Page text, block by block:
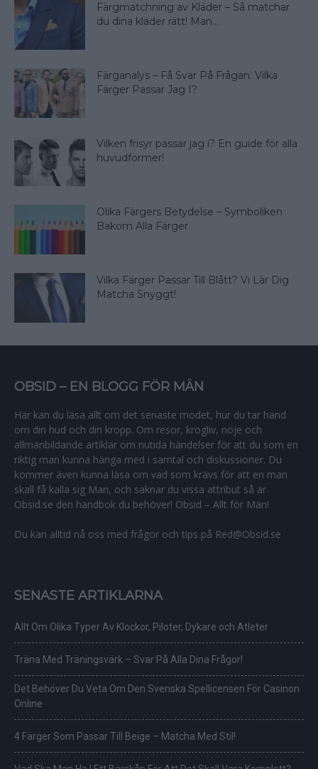
Färgmatchning av Kläder – Så matchar
du dina kläder rätt! Man...
Färganalys – Få Svar På Frågan: Vilka
Färger Passar Jag I?
Vilken frisyr passar jag i? En guide för alla
huvudformer!
Olika Färgers Betydelse – Symboliken
Bakom Alla Färger
Vilka Färger Passar Till Blått? Vi Lär Dig
Matcha Snyggt!
OBSID – EN BLOGG FÖR MÄN
Här kan du läsa allt om det senaste modet, hur du tar hand
om din hud och din kropp. Om resor, krogliv, nöje och
allmänbildande artiklar om nutida händelser för att du som en
riktig man kunna hänga med i samtal och diskussioner. Du
kommer även kunna läsa om vad som krävs för att en man
skall få kalla sig Man, och saknar du vissa attribut så är
Obsid.se den handbok du behöver! Obsid – Allt för Män!
Du kan alltid nå oss med frågor och tips på Red@Obsid.se
SENASTE ARTIKLARNA
Allt Om Olika Typer Av Klockor, Piloter, Dykare och Atleter
Träna Med Träningsvärk – Svar På Alla Dina Frågor!
Det Behöver Du Veta Om Den Svenska Spellicensen För Casinon
Online
4 Färger Som Passar Till Beige – Matcha Med Stil!